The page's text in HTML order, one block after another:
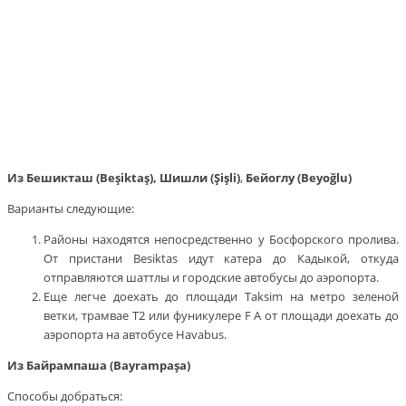
Из Бешикташ (Beşiktaş), Шишли (Şişli), Бейоглу (Beyoğlu)
Варианты следующие:
Районы находятся непосредственно у Босфорского пролива.
От пристани Besiktas идут катера до Кадыкой, откуда
отправляются шаттлы и городские автобусы до аэропорта.
Еще легче доехать до площади Taksim на метро зеленой
ветки, трамвае Т2 или фуникулере F А от площади доехать до
аэропорта на автобусе Havabus.
Из Байрампаша (Bayrampaşa)
Способы добраться: